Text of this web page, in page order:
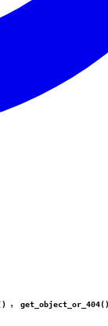
, get_object_or_404()